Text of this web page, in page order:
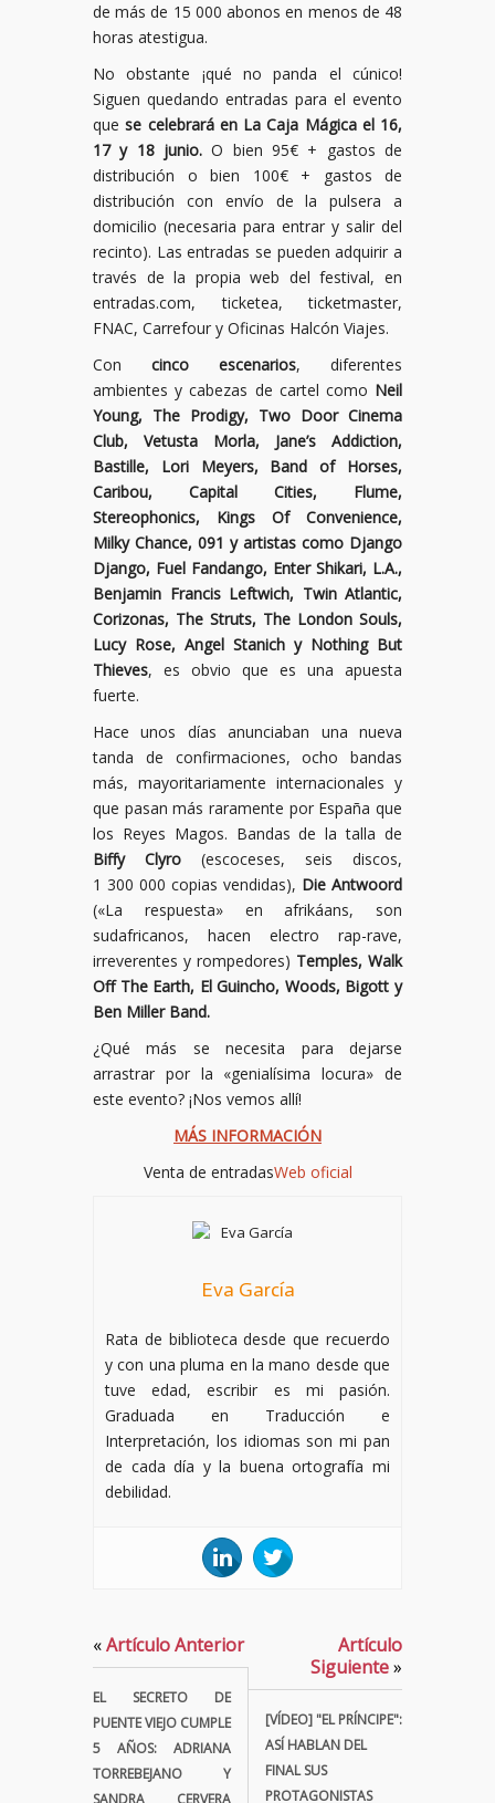
de más de 15 000 abonos en menos de 48
horas atestigua.
No obstante ¡qué no panda el cúnico!
Siguen quedando entradas para el evento
quese celebrará en La Caja Mágica el 16,
17 y 18 junio. O bien 95€ + gastos de
distribución o bien 100€ + gastos de
distribución con envío de la pulsera a
domicilio (necesaria para entrar y salir del
recinto). Las entradas se pueden adquirir a
través de la propia web del festival, en
entradas.com, ticketea, ticketmaster,
FNAC, Carrefour y Oficinas Halcón Viajes.
Con cinco escenarios, diferentes
ambientes y cabezas de cartel como Neil
Young, The Prodigy, Two Door Cinema
Club, Vetusta Morla, Jane’s Addiction,
Bastille, Lori Meyers, Band of Horses,
Caribou, Capital Cities, Flume,
Stereophonics, Kings Of Convenience,
Milky Chance, 091 y artistas como Django
Django, Fuel Fandango, Enter Shikari, L.A.,
Benjamin Francis Leftwich, Twin Atlantic,
Corizonas, The Struts, The London Souls,
Lucy Rose, Angel Stanich y Nothing But
Thieves, es obvio que es una apuesta
fuerte.
Hace unos días anunciaban una nueva
tanda de confirmaciones, ocho bandas
más, mayoritariamente internacionales y
que pasan más raramente por España que
los Reyes Magos. Bandas de la talla de
Biffy Clyro (escoceses, seis discos,
1 300 000 copias vendidas), Die Antwoord
(«La respuesta» en afrikáans, son
sudafricanos, hacen electro rap-rave,
irreverentes y rompedores) Temples, Walk
Off The Earth, El Guincho, Woods, Bigott y
Ben Miller Band.
¿Qué más se necesita para dejarse
arrastrar por la «genialísima locura» de
este evento? ¡Nos vemos allí!
MÁS INFORMACIÓN
Venta de entradasWeb oficial
Eva García
Rata de biblioteca desde que recuerdo
y con una pluma en la mano desde que
tuve edad, escribir es mi pasión.
Graduada en Traducción e
Interpretación, los idiomas son mi pan
de cada día y la buena ortografía mi
debilidad.
«Artículo Anterior
EL SECRETO DE
PUENTE VIEJO CUMPLE
5 AÑOS: ADRIANA
TORREBEJANO Y
SANDRA CERVERA
Artículo
Siguiente»
[VÍDEO] "EL PRÍNCIPE":
ASÍ HABLAN DEL
FINAL SUS
PROTAGONISTAS